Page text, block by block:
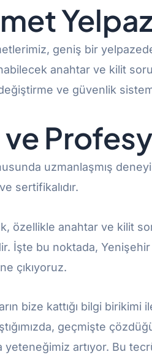
geniş bir
anahtar ve kilit
ve güvenlik
uzmanlaşmış
sertifikalıdır.
özellikle anahtar ve kilit
İşte bu noktada,
çıkıyoruz.
bize kattığı bilgi
geçmişte
artıyor. Bu